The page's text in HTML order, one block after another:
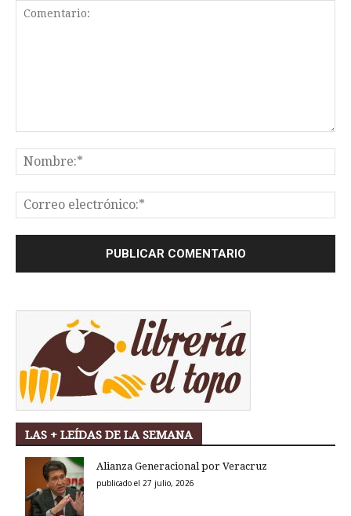
LAS + LEÍDAS DE LA SEMANA
Alianza Generacional por Veracruz
publicado el 27 julio, 2026